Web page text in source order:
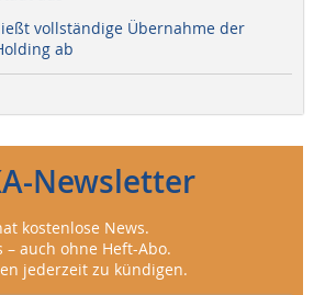
vollständige Übernahme der
ab
Newsletter
kostenlose News.
auch ohne Heft-Abo.
jederzeit zu kündigen.